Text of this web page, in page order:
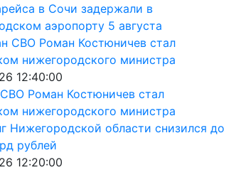
в Сочи задержали в
аэропорту 5 августа
12:40:00
Роман Костюничев стал
нижегородского министра
12:20:00